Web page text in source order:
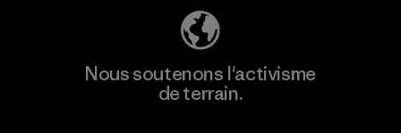
Nous soutenons l'activisme
de terrain.